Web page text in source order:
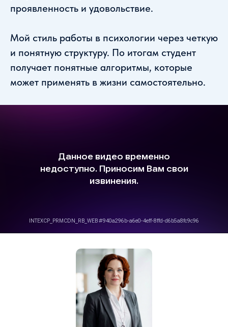
проявленность и удовольствие.
Мой стиль работы в психологии через четкую
и понятную структуру. По итогам студент
получает понятные алгоритмы, которые
может применять в жизни самостоятельно.